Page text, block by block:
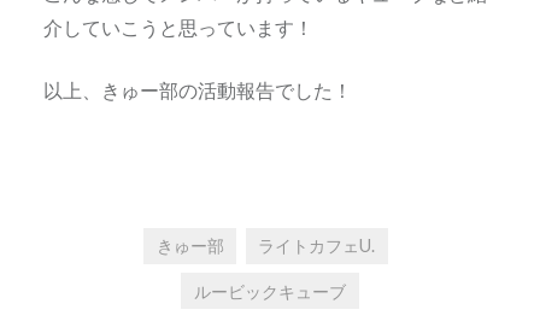
介していこうと思っています！
以上、きゅー部の活動報告でした！
きゅー部 ライトカフェU.
ルービックキューブ